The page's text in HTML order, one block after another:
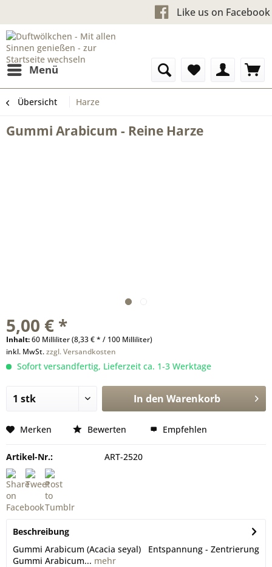
Kostenloser Versand ab
Like us
Menü
Übersicht Harze
Gummi Arabicum - Reine Harze
5,00 € *
Inhalt:60 Milliliter (8,33 € * / 100 Milliliter)
inkl. MwSt.zzgl. Versandkosten
Sofort versandfertig, Lieferzeit ca. 1-3 Werktage
In den Warenkorb
Merken Bewerten Empfehlen
Artikel-Nr.: ART-2520
Beschreibung
Gummi Arabicum (Acacia seyal) Entspannung - Zentrierung
Gummi Arabicum... mehr